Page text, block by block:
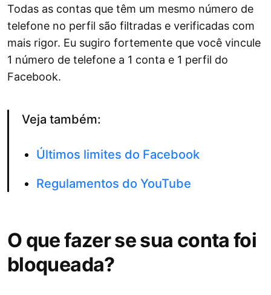
Todas as contas que têm um mesmo número de
telefone no perfil são filtradas e verificadas com
mais rigor. Eu sugiro fortemente que você vincule
1 número de telefone a 1 conta e 1 perfil do
Facebook.
Veja também:
Últimos limites do Facebook
Regulamentos do YouTube
O que fazer se sua conta foi
bloqueada?